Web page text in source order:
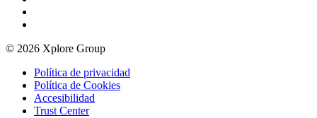
© 2026 Xplore Group
Política de privacidad
Política de Cookies
Accesibilidad
Trust Center